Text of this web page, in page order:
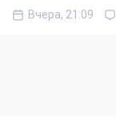
Вчера, 21:09